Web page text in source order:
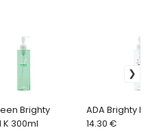
Brighty
K 300ml
ADA Brighty K
14.30 €